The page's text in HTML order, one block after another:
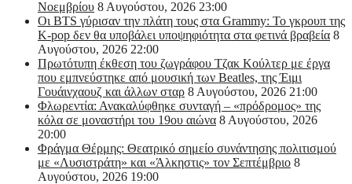
Νοεμβρίου 8 Αυγούστου, 2026 23:00
Οι BTS γύρισαν την πλάτη τους στα Grammy: Το γκρουπ της
K-pop δεν θα υποβάλει υποψηφιότητα στα φετινά βραβεία 8
Αυγούστου, 2026 22:00
Πρωτότυπη έκθεση του ζωγράφου Τζακ Κούλτερ με έργα
που εμπνεύστηκε από μουσική των Beatles, της Έιμι
Γουάινχαουζ και άλλων σταρ 8 Αυγούστου, 2026 21:00
Φλωρεντία: Ανακαλύφθηκε συνταγή – «πρόδρομος» της
κόλα σε μοναστήρι του 19ου αιώνα 8 Αυγούστου, 2026
20:00
Φράγμα Θέρμης: Θεατρικό σημείο συνάντησης πολιτισμού
με «Λυσιστράτη» και «Άλκηστις» τον Σεπτέμβριο 8
Αυγούστου, 2026 19:00